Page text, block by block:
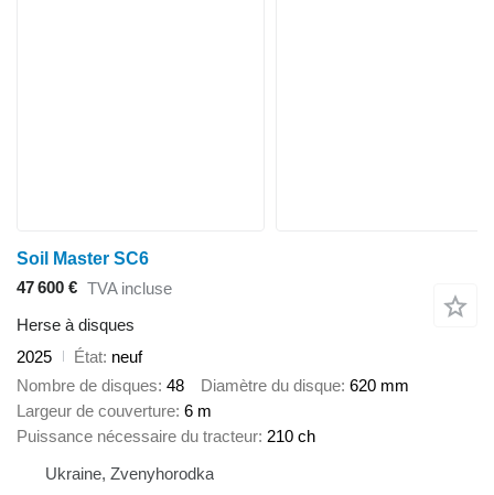
Soil Master SC6
47 600 € TVA incluse
Herse à disques
2025
État neuf
Nombre de disques 48 Diamètre du disque 620 mm
Largeur de couverture 6 m
Puissance nécessaire du tracteur 210 ch
Ukraine, Zvenyhorodka